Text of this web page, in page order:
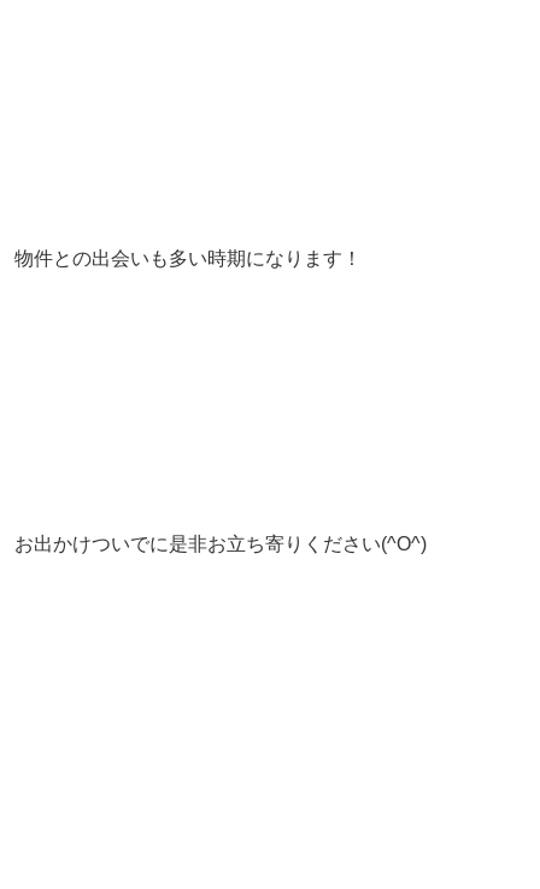
物件との出会いも多い時期になります！
お出かけついでに是非お立ち寄りください(^O^)